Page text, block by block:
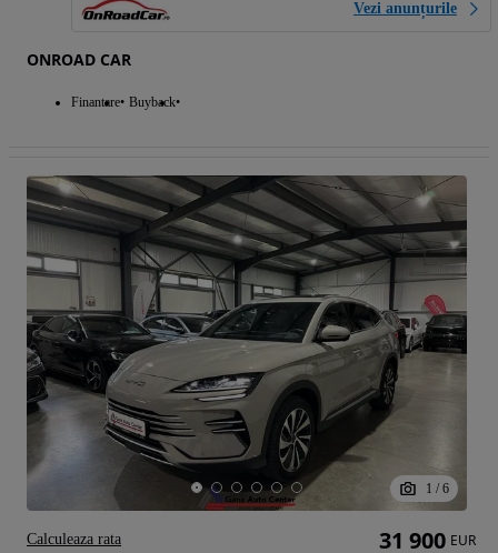
Vezi anunțurile
ONROAD CAR
Finantare Buyback
1 / 6
31 900 EUR
Calculeaza rata